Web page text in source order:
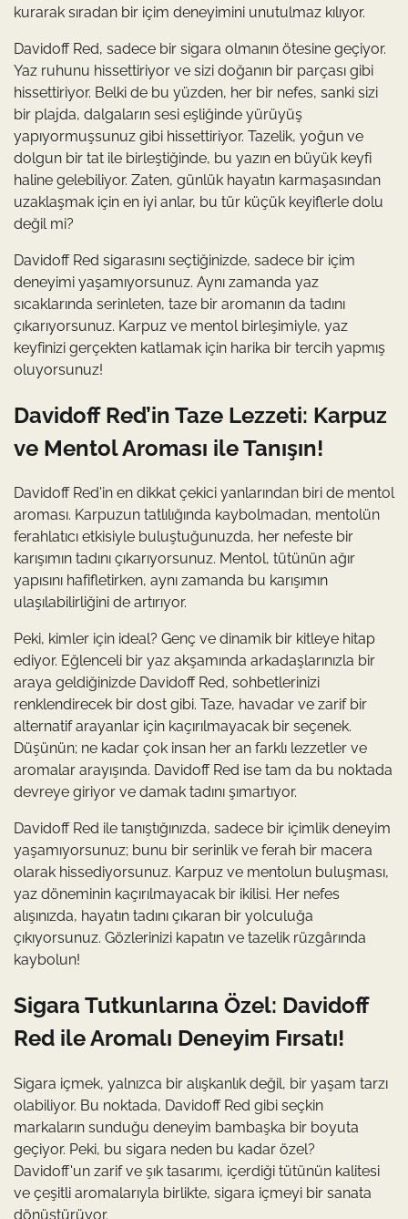
kurarak sıradan bir içim deneyimini unutulmaz kılıyor.
Davidoff Red, sadece bir sigara olmanın ötesine geçiyor.
Yaz ruhunu hissettiriyor ve sizi doğanın bir parçası gibi
hissettiriyor. Belki de bu yüzden, her bir nefes, sanki sizi
bir plajda, dalgaların sesi eşliğinde yürüyüş
yapıyormuşsunuz gibi hissettiriyor. Tazelik, yoğun ve
dolgun bir tat ile birleştiğinde, bu yazın en büyük keyfi
haline gelebiliyor. Zaten, günlük hayatın karmaşasından
uzaklaşmak için en iyi anlar, bu tür küçük keyiflerle dolu
değil mi?
Davidoff Red sigarasını seçtiğinizde, sadece bir içim
deneyimi yaşamıyorsunuz. Aynı zamanda yaz
sıcaklarında serinleten, taze bir aromanın da tadını
çıkarıyorsunuz. Karpuz ve mentol birleşimiyle, yaz
keyfinizi gerçekten katlamak için harika bir tercih yapmış
oluyorsunuz!
Davidoff Red’in Taze Lezzeti: Karpuz
ve Mentol Aroması ile Tanışın!
Davidoff Red'in en dikkat çekici yanlarından biri de mentol
aroması. Karpuzun tatlılığında kaybolmadan, mentolün
ferahlatıcı etkisiyle buluştuğunuzda, her nefeste bir
karışımın tadını çıkarıyorsunuz. Mentol, tütünün ağır
yapısını hafifletirken, aynı zamanda bu karışımın
ulaşılabilirliğini de artırıyor.
Peki, kimler için ideal? Genç ve dinamik bir kitleye hitap
ediyor. Eğlenceli bir yaz akşamında arkadaşlarınızla bir
araya geldiğinizde Davidoff Red, sohbetlerinizi
renklendirecek bir dost gibi. Taze, havadar ve zarif bir
alternatif arayanlar için kaçırılmayacak bir seçenek.
Düşünün; ne kadar çok insan her an farklı lezzetler ve
aromalar arayışında. Davidoff Red ise tam da bu noktada
devreye giriyor ve damak tadını şımartıyor.
Davidoff Red ile tanıştığınızda, sadece bir içimlik deneyim
yaşamıyorsunuz; bunu bir serinlik ve ferah bir macera
olarak hissediyorsunuz. Karpuz ve mentolun buluşması,
yaz döneminin kaçırılmayacak bir ikilisi. Her nefes
alışınızda, hayatın tadını çıkaran bir yolculuğa
çıkıyorsunuz. Gözlerinizi kapatın ve tazelik rüzgârında
kaybolun!
Sigara Tutkunlarına Özel: Davidoff
Red ile Aromalı Deneyim Fırsatı!
Sigara içmek, yalnızca bir alışkanlık değil, bir yaşam tarzı
olabiliyor. Bu noktada, Davidoff Red gibi seçkin
markaların sunduğu deneyim bambaşka bir boyuta
geçiyor. Peki, bu sigara neden bu kadar özel?
Davidoff'un zarif ve şık tasarımı, içerdiği tütünün kalitesi
ve çeşitli aromalarıyla birlikte, sigara içmeyi bir sanata
dönüştürüyor.